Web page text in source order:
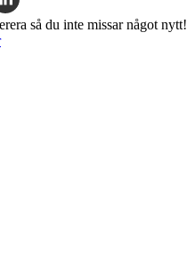
så du inte missar något nytt!